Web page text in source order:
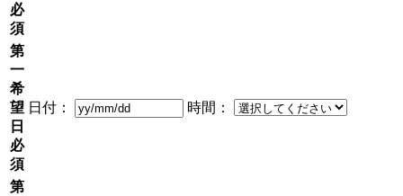
必
須
第
一
希
望
日
必
須
日付： 時間：
第